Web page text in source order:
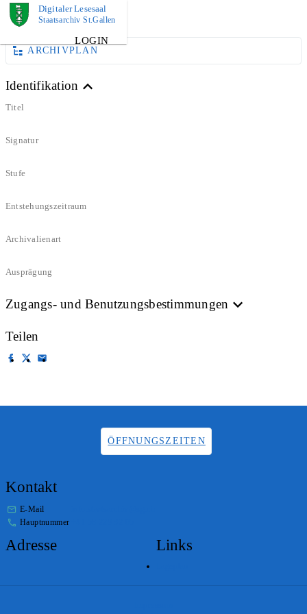
Digitaler Lesesaal
Staatsarchiv St.Gallen
LOGIN
DOKUMENT
ARCHIVPLAN
Identifikation
Titel
Signatur
Stufe
Entstehungszeitraum
Archivalienart
Ausprägung
Zugangs- und Benutzungsbestimmungen
Teilen
ÖFFNUNGSZEITEN
Kontakt
E-Mail
Hauptnummer
Adresse Links